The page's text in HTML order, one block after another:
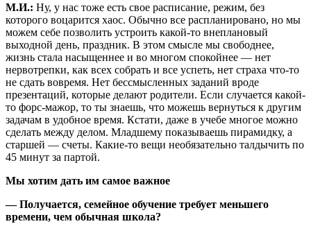
М.И.: Ну, у нас тоже есть свое расписание, режим, без
которого воцарится хаос. Обычно все распланировано, но мы
можем себе позволить устроить какой-то внеплановый
выходной день, праздник. В этом смысле мы свободнее,
жизнь стала насыщеннее и во многом спокойнее — нет
нервотрепки, как всех собрать и все успеть, нет страха что-то
не сдать вовремя. Нет бессмысленных заданий вроде
презентаций, которые делают родители. Если случается какой-
то форс-мажор, то ты знаешь, что можешь вернуться к другим
задачам в удобное время. Кстати, даже в учебе многое можно
сделать между делом. Младшему показываешь пирамидку, а
старшей — счеты. Какие-то вещи необязательно талдычить по
45 минут за партой.
Мы хотим дать им самое важное
— Получается, семейное обучение требует меньшего
времени, чем обычная школа?